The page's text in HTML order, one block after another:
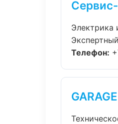
Электрика
Телефон: